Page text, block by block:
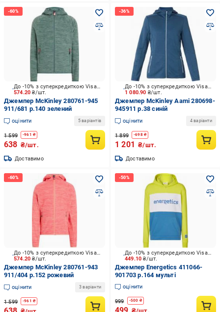
574.20₴/шт.
До -10% з суперкредиткою Visa Вигода
Джемпер McKinley 280761-945
911/681 р.140 зелений
оцінити 5 варіантів
1 599 -961 ₴
638 ₴/шт.
Доставимо
1 080.90 ₴/шт.
До -10% з суперкредиткою Visa Вигода
Джемпер McKinley Aami 280698-
945911 р.38 синій
оцінити 4 варіанти
1 899 -698₴
1 201 ₴/шт.
Доставимо
574.20₴/шт.
До -10% з суперкредиткою Visa Вигода
Джемпер McKinley 280761-943
911/404 р.152 рожевий
оцінити 3 варіанти
1 599 -961 ₴
449.10₴/шт.
До -10% з суперкредиткою Visa Вигода
Джемпер Energetics 411066-
901703 р.164 мульті
оцінити
999 -500 ₴